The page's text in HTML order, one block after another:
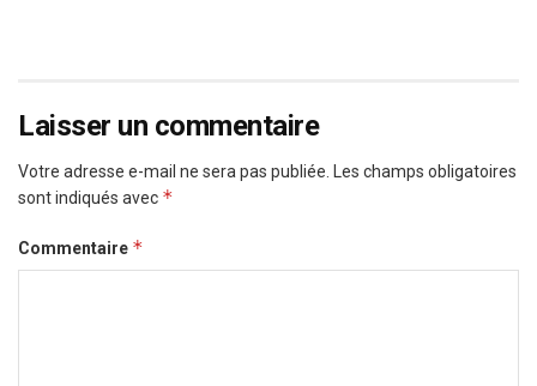
Laisser un commentaire
Votre adresse e-mail ne sera pas publiée.
Les champs obligatoires
sont indiqués avec *
Commentaire *